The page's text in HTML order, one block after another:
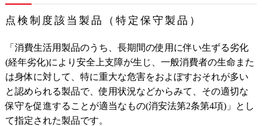
点検制度該当製品（特定保守製品）
「消費生活用製品のうち、長期間の使用に伴い生ずる劣化
(経年劣化)により安全上支障が生じ、一般消費者の生命また
は身体に対して、特に重大な危害をおよぼすおそれが多い
と認められる製品で、使用状況などからみて、その適切な
保守を促進することが適当なもの(消安法第2条第4項)」とし
て指定された製品です。